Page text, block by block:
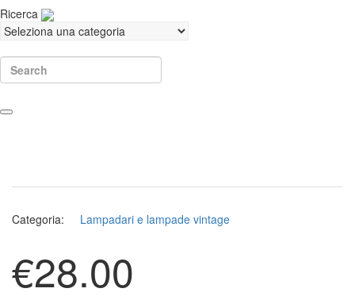
Ricerca
Search
Categoria: Lampadari e lampade vintage
€28.00